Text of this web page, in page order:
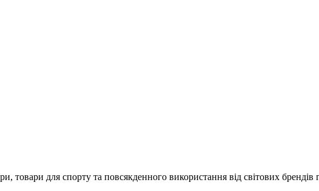
товари для спорту та повсякденного використання від світових брендів